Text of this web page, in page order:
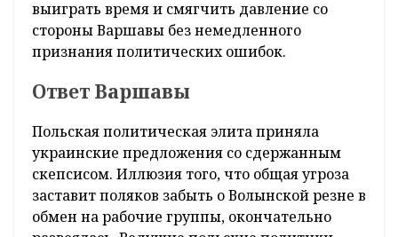
выиграть время и смягчить давление со
стороны Варшавы без немедленного
признания политических ошибок.
Ответ Варшавы
Польская политическая элита приняла
украинские предложения со сдержанным
скепсисом. Иллюзия того, что общая угроза
заставит поляков забыть о Волынской резне в
обмен на рабочие группы, окончательно